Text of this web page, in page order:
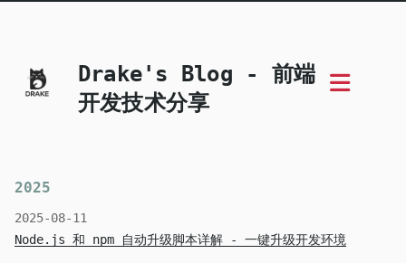
Drake's Blog - 前端
开发技术分享
2025
2025-08-11
Node.js 和 npm 自动升级脚本详解 - 一键升级开发环境